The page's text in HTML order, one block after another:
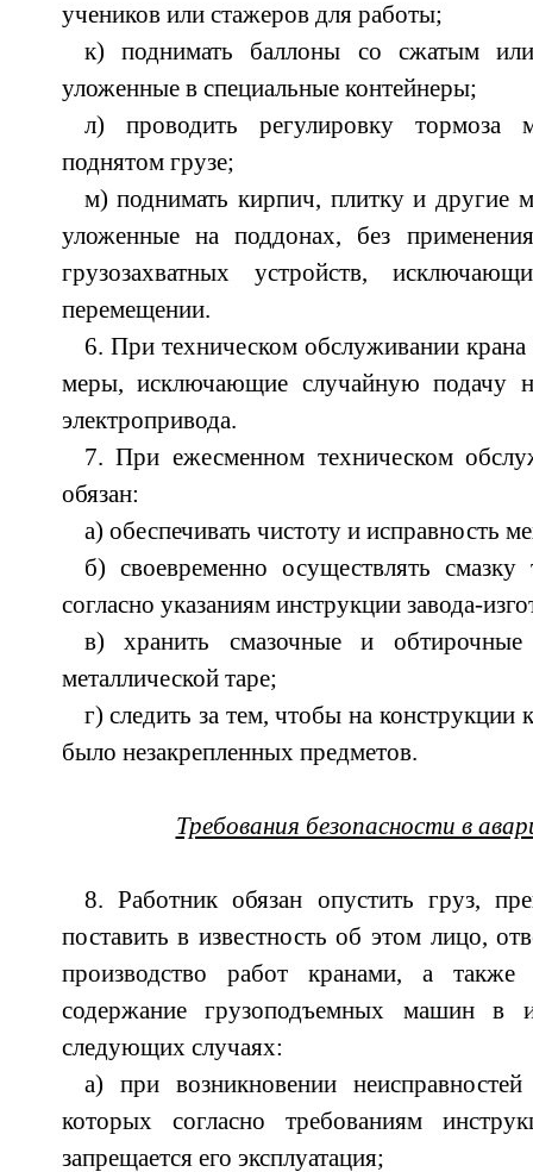
учеников или стажеров для работы;
к) поднимать баллоны со сжатым
уложенные в специальные контейнеры;
л) проводить регулировку тормоза
поднятом грузе;
м) поднимать кирпич, плитку и другие
уложенные на поддонах, без
грузозахватных устройств,
перемещении.
6. При техническом обслуживании крана
меры, исключающие случайную подачу
электропривода.
7. При ежесменном техническом
обязан:
а) обеспечивать чистоту и исправность
б) своевременно осуществлять смазку
согласно указаниям инструкции завода-
в) хранить смазочные и
металлической таре;
г) следить за тем, чтобы на конструкции
было незакрепленных предметов.
Требования безопасности в
8. Работник обязан опустить груз,
поставить в известность об этом лицо,
производство работ кранами, а также
содержание грузоподъемных машин в
следующих случаях:
а) при возникновении
которых согласно требованиям
запрещается его эксплуатация;